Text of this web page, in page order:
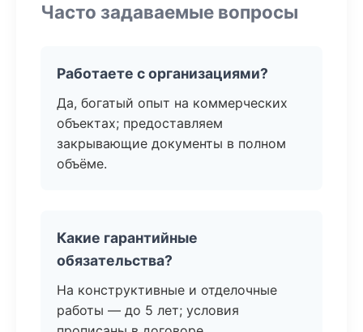
Часто задаваемые вопросы
Работаете с организациями?
Да, богатый опыт на коммерческих
объектах; предоставляем
закрывающие документы в полном
объёме.
Какие гарантийные
обязательства?
На конструктивные и отделочные
работы — до 5 лет; условия